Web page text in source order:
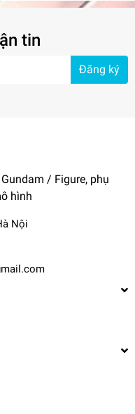
tin
Đăng ký
/ Figure, phụ
hình
Nội